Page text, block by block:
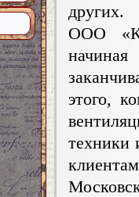
других.
ООО
этого,
техники